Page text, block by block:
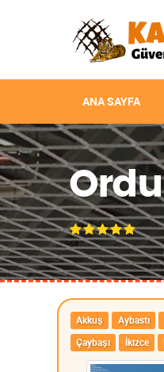
ANA SAYFA
Akkuş Aybastı
Çaybaşı
İkizce